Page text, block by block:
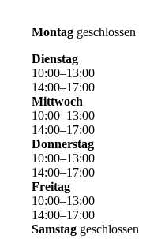
Montag geschlossen
Dienstag
10:00–13:00
14:00–17:00
Mittwoch
10:00–13:00
14:00–17:00
Donnerstag
10:00–13:00
14:00–17:00
Freitag
10:00–13:00
14:00–17:00
Samstag geschlossen